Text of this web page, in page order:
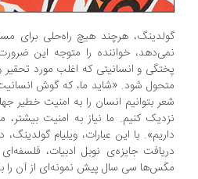
هرچند هیچ راه‌حلی برای مسئله‌ی
خواننده را متوجه این ضرورت
و انسانیتی که اغلب مورد تحقیر و
شود. «شاید ما، که گوش انسانیت
بتوانیم انسان را به امنیت خطیر جهانی
کنیم. ما نیاز به امنیت بیشتر،
با این عبارات، ویلیام گولدینگ، در
جایزه‌ی نوبل ادبیات، فلسفه‌ای را
سی سال پیش نمونه‌ای از آن را به